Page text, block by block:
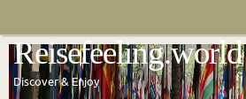
springen
Reisefeeling.world
Discover & Enjoy